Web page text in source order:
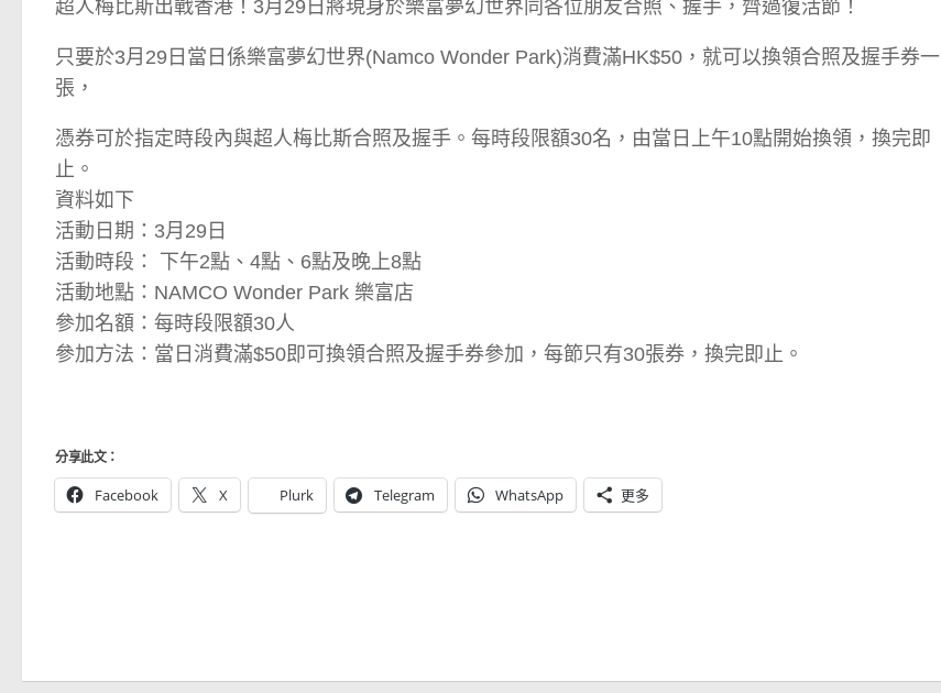
超人梅比斯出戰香港！3月29日將現身於樂富夢幻世界同各位朋友合照、握手，齊過復活節！
只要於3月29日當日係樂富夢幻世界(Namco Wonder Park)消費滿HK$50，就可以換領合照及握手券一
張，
憑券可於指定時段內與超人梅比斯合照及握手。每時段限額30名，由當日上午10點開始換領，換完即
止。
資料如下
活動日期：3月29日
活動時段： 下午2點、4點、6點及晚上8點
活動地點：NAMCO Wonder Park 樂富店
參加名額：每時段限額30人
參加方法：當日消費滿$50即可換領合照及握手券參加，每節只有30張券，換完即止。
分享此文：
Facebook X Plurk Telegram WhatsApp 更多